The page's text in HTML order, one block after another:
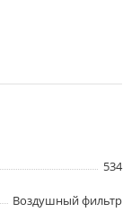
534
Воздушный фильтр